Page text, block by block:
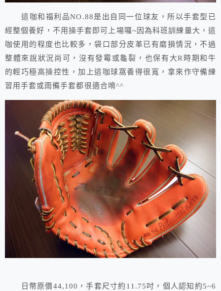
這咖和福利品NO.88是出自同一位球友，所以手套型已
經整個養好，不用操手套即可上場囉~因為科班訓練量大，這
咖使用的程度也比較多，袋口部分皮革已有磨損情況，不過
整體來說狀況尚可，沒有發霉或龜裂，也保有大R時期和牛
的輕巧極高操控性，加上這咖球窩養得很寬，拿來作守備練
習用手套或雨備手套都很適合唷^^
日幣原價44,100，手套尺寸約11.75吋，個人認知約5~6